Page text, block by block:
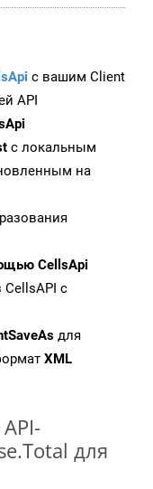
с вашим Client
API
с локальным
на
CellsApi
CellsAPI с
для
XML
для